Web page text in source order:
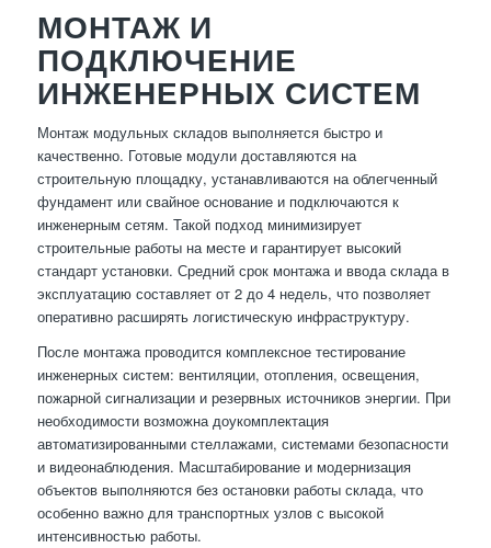
МОНТАЖ И
ПОДКЛЮЧЕНИЕ
ИНЖЕНЕРНЫХ СИСТЕМ
Монтаж модульных складов выполняется быстро и
качественно. Готовые модули доставляются на
строительную площадку, устанавливаются на облегченный
фундамент или свайное основание и подключаются к
инженерным сетям. Такой подход минимизирует
строительные работы на месте и гарантирует высокий
стандарт установки. Средний срок монтажа и ввода склада в
эксплуатацию составляет от 2 до 4 недель, что позволяет
оперативно расширять логистическую инфраструктуру.
После монтажа проводится комплексное тестирование
инженерных систем: вентиляции, отопления, освещения,
пожарной сигнализации и резервных источников энергии. При
необходимости возможна доукомплектация
автоматизированными стеллажами, системами безопасности
и видеонаблюдения. Масштабирование и модернизация
объектов выполняются без остановки работы склада, что
особенно важно для транспортных узлов с высокой
интенсивностью работы.